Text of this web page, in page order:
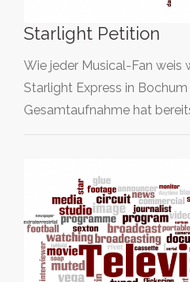
Starlight Petition
Wie jeder Musical-Fan weis
Starlight Express in
Gesamtaufnahme hat